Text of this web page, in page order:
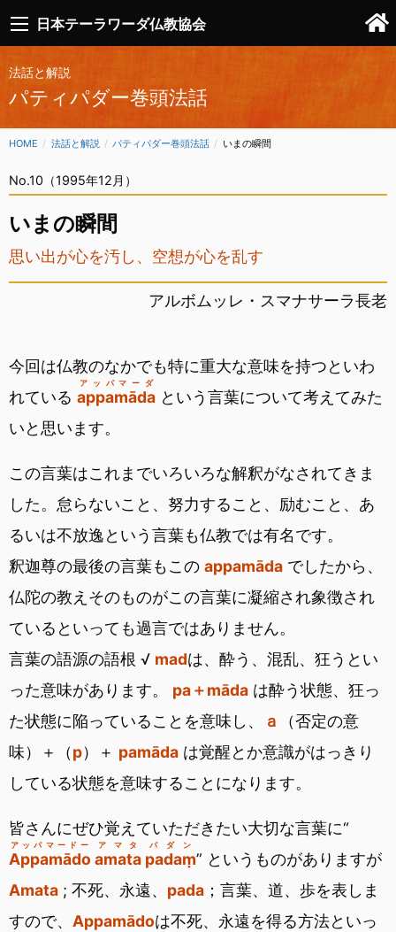
日本テーラワーダ仏教協会
法話と解説
パティパダー巻頭法話
HOME 法話と解説 パティパダー巻頭法話 CURRENT:
いまの瞬間
No.10（1995年12月）
いまの瞬間
思い出が心を汚し、空想が心を乱す
アルボムッレ・スマナサーラ長老
今回は仏教のなかでも特に重大な意味を持つといわ
れている appamāda
アッパマーダ
という言葉について考えてみた
いと思います。
この言葉はこれまでいろいろな解釈がなされてきま
した。怠らないこと、努力すること、励むこと、あ
るいは不放逸という言葉も仏教では有名です。
釈迦尊の最後の言葉もこの appamāda でしたから、
仏陀の教えそのものがこの言葉に凝縮され象徴され
ているといっても過言ではありません。
言葉の語源の語根 √ madは、酔う、混乱、狂うとい
った意味があります。 pa＋māda は酔う状態、狂っ
た状態に陥っていることを意味し、
ａ
（否定の意
味）＋（p）＋ pamāda は覚醒とか意識がはっきり
している状態を意味することになります。
皆さんにぜひ覚えていただきたい大切な言葉に“
Appamādo
アッパマードー
amata
アマタ
padaṃ
パダン
” というものがありますが
Amata ; 不死、永遠、 pada ；言葉、道、歩を表しま
すので、 Appamādoは不死、永遠を得る方法といっ